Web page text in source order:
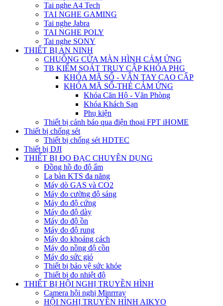
Tai nghe A4 Tech
TAI NGHE GAMING
Tai nghe Jabra
TAI NGHE POLY
Tai nghe SONY
THIẾT BỊ AN NINH
CHUÔNG CỬA MÀN HÌNH CẢM ỨNG
TB KIỂM SOÁT TRUY CẬP KHÓA PHG
KHÓA MÃ SỐ - VÂN TAY CAO CẤP
KHÓA MÃ SỐ-THẺ CẢM ỨNG
Khóa Căn Hộ - Văn Phòng
Khóa Khách Sạn
Phụ kiện
Thiết bị cảnh báo qua điện thoại FPT iHOME
Thiết bị chống sét
Thiết bị chống sét HDTEC
Thiết bị DJI
THIẾT BỊ ĐO ĐẠC CHUYÊN DỤNG
Đồng hồ đo độ ẩm
La bàn KTS đa năng
Máy dò GAS và CO2
Máy đo cường độ sáng
Máy đo độ cứng
Máy đo độ dày
Máy đo độ ồn
Máy đo độ rung
Máy đo khoảng cách
Máy đo nồng độ cồn
Máy đo sức gió
Thiết bị bảo vệ sức khỏe
Thiết bị đo nhiệt độ
THIẾT BỊ HỘI NGHỊ TRUYỀN HÌNH
Camera hội nghị Minrrray
HỘI NGHỊ TRUYỀN HÌNH AIKYO